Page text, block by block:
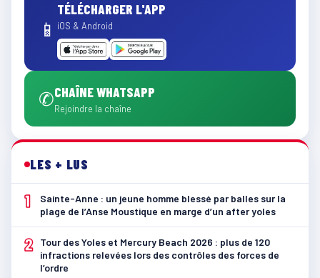
📱
TÉLÉCHARGER L'APP
iOS & Android
✆CHAÎNE WHATSAPP
Rejoindre la chaîne
LES + LUS
1
Sainte-Anne : un jeune homme blessé par balles sur la
plage de l’Anse Moustique en marge d’un after yoles
2
Tour des Yoles et Mercury Beach 2026 : plus de 120
infractions relevées lors des contrôles des forces de
l’ordre